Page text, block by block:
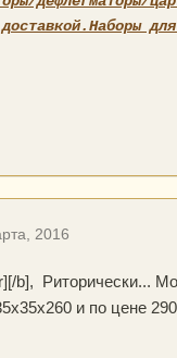
2016
b], Риторически...
и по цене